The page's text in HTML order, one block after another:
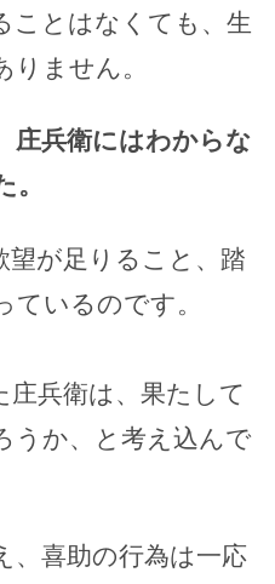
ことはなくても、生
ません。
庄兵衛にはわからな
望が足りること、踏
ているのです。
庄兵衛は、果たして
うか、と考え込んで
、喜助の行為は一応